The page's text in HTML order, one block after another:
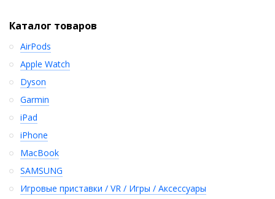
Каталог товаров
AirPods
Apple Watch
Dyson
Garmin
iPad
iPhone
MacBook
SAMSUNG
Игровые приставки / VR / Игры / Аксессуары